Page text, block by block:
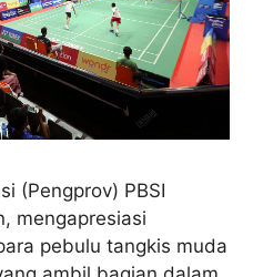
(Pengprov) PBSI
mengapresiasi
pebulu tangkis muda